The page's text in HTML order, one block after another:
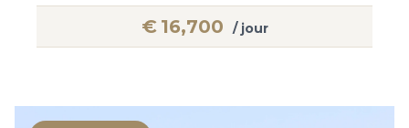
€ 16,700 / jour